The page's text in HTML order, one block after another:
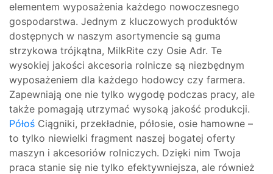
elementem wyposażenia każdego nowoczesnego
gospodarstwa. Jednym z kluczowych produktów
dostępnych w naszym asortymencie są guma
strzykowa trójkątna, MilkRite czy Osie Adr. Te
wysokiej jakości akcesoria rolnicze są niezbędnym
wyposażeniem dla każdego hodowcy czy farmera.
Zapewniają one nie tylko wygodę podczas pracy, ale
także pomagają utrzymać wysoką jakość produkcji.
Półoś Ciągniki, przekładnie, półosie, osie hamowne –
to tylko niewielki fragment naszej bogatej oferty
maszyn i akcesoriów rolniczych. Dzięki nim Twoja
praca stanie się nie tylko efektywniejsza, ale również